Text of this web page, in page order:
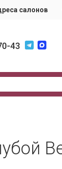
салонов
43